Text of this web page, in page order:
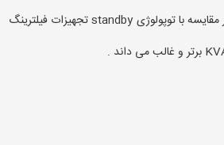
معمولا جهت فراهم شدن رگولاسیون ولتاژ مناسب در خروجی در این طراحی از ترانسفورمرهای tap changing نیز استفاده میشود.در مقایسه با توپولوژی standby تجهیزات فیلترینگ